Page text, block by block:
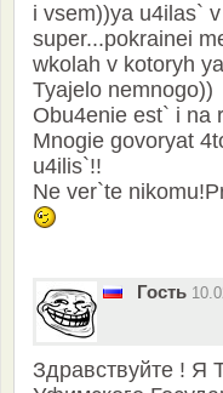
i vsem))ya u4ilas`
super...pokrainei
wkolah v kotoryh
Tyajelo nemnogo))
Obu4enie est` i na
Mnogie govoryat
u4ilis`!!
Ne ver`te
Гость
Здравствуйте ! Я